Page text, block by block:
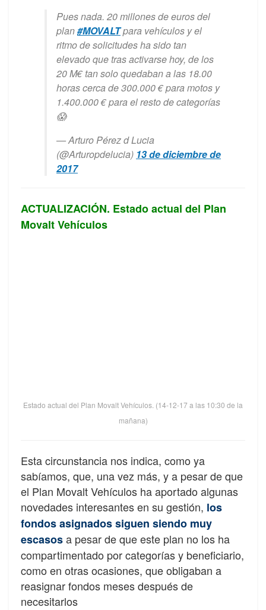
Pues nada. 20 millones de euros del
plan#MOVALTpara vehículos y el
ritmo de solicitudes ha sido tan
elevado que tras activarse hoy, de los
20 M€ tan solo quedaban a las 18.00
horas cerca de 300.000 € para motos y
1.400.000 € para el resto de categorías
😱
— Arturo Pérez d Lucia
(@Arturopdelucia) 13 de diciembre de
2017
ACTUALIZACIÓN. Estado actual del Plan
Movalt Vehículos
Estado actual del Plan Movalt Vehículos. (14-12-17 a las 10:30 de la
mañana)
Esta circunstancia nos indica, como ya
sabíamos, que, una vez más, y a pesar de que
el Plan Movalt Vehículos ha aportado algunas
novedades interesantes en su gestión, los
fondos asignados siguen siendo muy
escasosa pesar de que este plan no los ha
compartimentado por categorías y beneficiario,
como en otras ocasiones, que obligaban a
reasignar fondos meses después de
necesitarlos